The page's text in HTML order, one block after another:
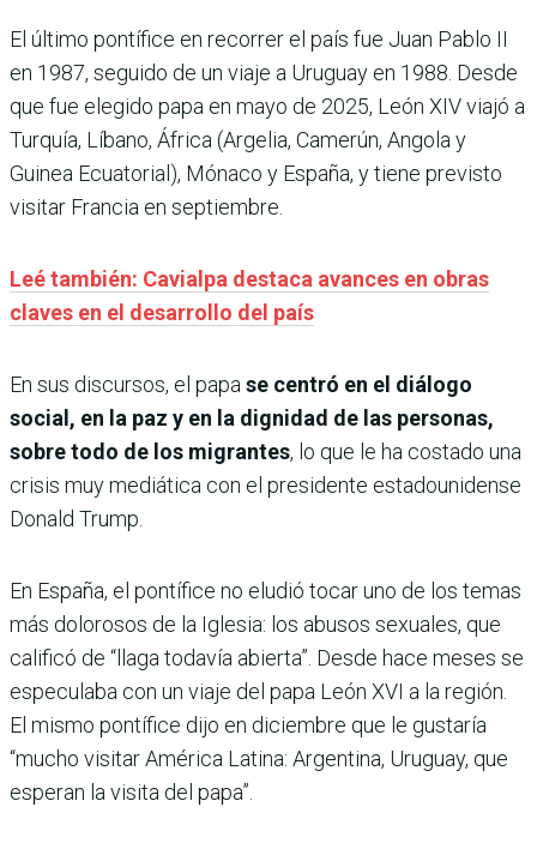
El último pontífice en recorrer el país fue Juan Pablo II
en 1987, seguido de un viaje a Uruguay en 1988. Desde
que fue elegido papa en mayo de 2025, León XIV viajó a
Turquía, Líbano, África (Argelia, Camerún, Angola y
Guinea Ecuatorial), Mónaco y España, y tiene previsto
visitar Francia en septiembre.
Leé también: Cavialpa destaca avances en obras
claves en el desarrollo del país
En sus discursos, el papa se centró en el diálogo
social, en la paz y en la dignidad de las personas,
sobre todo de los migrantes, lo que le ha costado una
crisis muy mediática con el presidente estadounidense
Donald Trump.
En España, el pontífice no eludió tocar uno de los temas
más dolorosos de la Iglesia: los abusos sexuales, que
calificó de “llaga todavía abierta”. Desde hace meses se
especulaba con un viaje del papa León XVI a la región.
El mismo pontífice dijo en diciembre que le gustaría
“mucho visitar América Latina: Argentina, Uruguay, que
esperan la visita del papa”.